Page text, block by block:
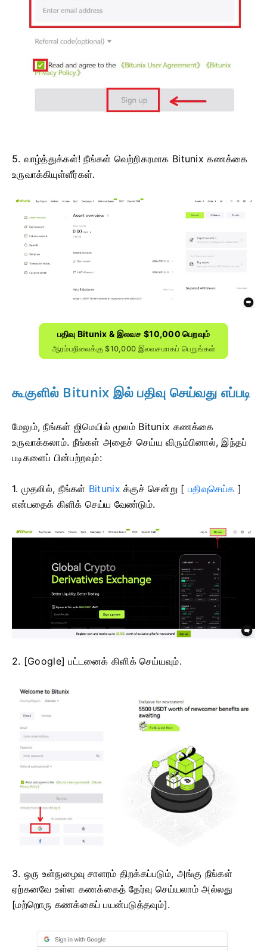
5. வாழ்த்துக்கள்!நீங்கள் வெற்றிகரமாக Bitunix கணக்கை
உருவாக்கியுள்ளீர்கள்.
பதிவு Bitunix & இலவச $10,000 பெறவும்
ஆரம்பநிலைக்கு $10,000 இலவசமாகப் பெறுங்கள்
கூகுளில் Bitunix இல் பதிவு செய்வது எப்படி
மேலும், நீங்கள் ஜிமெயில் மூலம் Bitunix கணக்கை
உருவாக்கலாம். நீங்கள் அதைச் செய்ய விரும்பினால், இந்தப்
படிகளைப் பின்பற்றவும்:
1. முதலில், நீங்கள் Bitunix க்குச் சென்று [ பதிவுசெய்க ]
என்பதைக் கிளிக் செய்ய வேண்டும்.
2. [Google] பட்டனைக் கிளிக் செய்யவும்.
3. ஒரு உள்நுழைவு சாளரம் திறக்கப்படும், அங்கு நீங்கள்
ஏற்கனவே உள்ள கணக்கைத் தேர்வு செய்யலாம் அல்லது
[மற்றொரு கணக்கைப் பயன்படுத்தவும்].